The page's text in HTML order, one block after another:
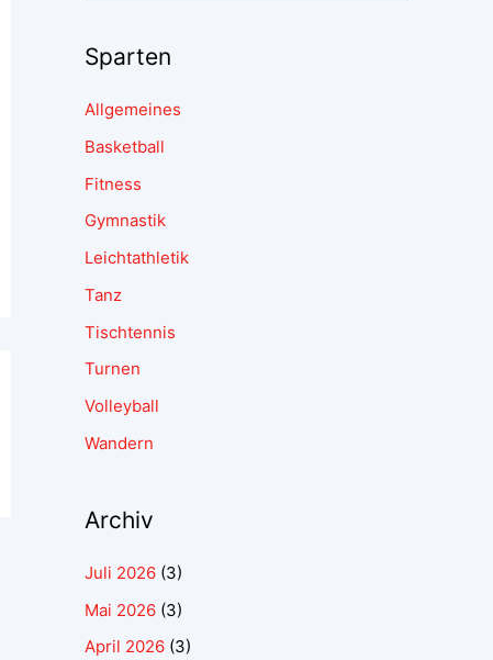
Sparten
Allgemeines
Basketball
Fitness
Gymnastik
Leichtathletik
Tanz
Tischtennis
Turnen
Volleyball
Wandern
Archiv
Juli 2026 (3)
Mai 2026 (3)
April 2026 (3)